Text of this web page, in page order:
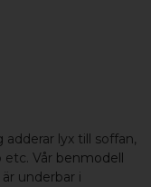
adderar lyx till soffan,
etc. Vår benmodell
underbar i